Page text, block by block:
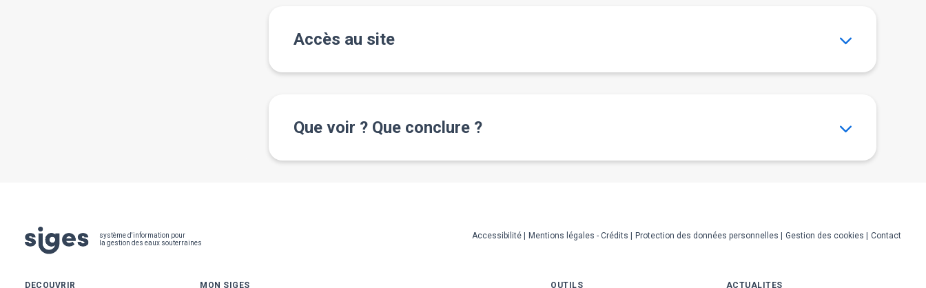
Accès au site
Que voir ? Que conclure ?
système d'information pour
la gestion des eaux souterraines
Pied
Accessibilité Mentions légales - Crédits Protection des données personnelles Gestion des cookies Contact
DECOUVRIR MON SIGES OUTILS ACTUALITES